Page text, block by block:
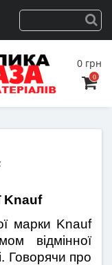
0 грн
0
Knauf
марки Knauf
відмінної
Говорячи про